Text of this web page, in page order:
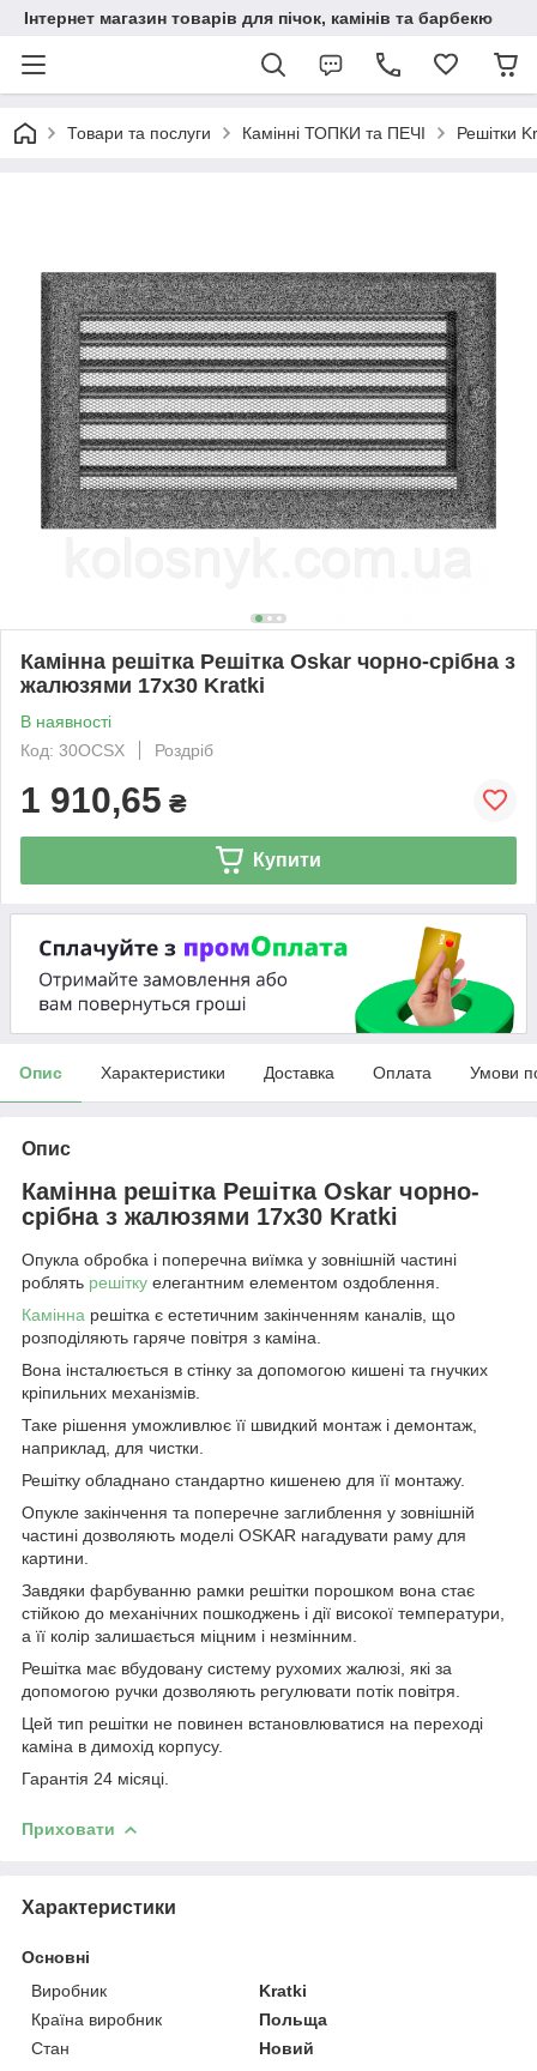
Інтернет магазин товарів для пічок, камінів та барбекю
Товари та послуги Камінні ТОПКИ та ПЕЧІ Решітки
Камінна решітка Решітка Oskar чорно-срібна з
жалюзями 17x30 Kratki
В наявності
Код: 30OCSX
Роздріб
1 910,65 ₴
Купити
Опис Характеристики Доставка Оплата Умови
Опис
Камінна решітка Решітка Oskar чорно-
срібна з жалюзями 17x30 Kratki
Опукла обробка і поперечна виїмка у зовнішній частині
роблять решітку елегантним елементом оздоблення.
Камінна решітка є естетичним закінченням каналів, що
розподіляють гаряче повітря з каміна.
Вона інсталюється в стінку за допомогою кишені та гнучких
кріпильних механізмів.
Таке рішення уможливлює її швидкий монтаж і демонтаж,
наприклад, для чистки.
Решітку обладнано стандартно кишенею для її монтажу.
Опукле закінчення та поперечне заглиблення у зовнішній
частині дозволяють моделі OSKAR нагадувати раму для
картини.
Завдяки фарбуванню рамки решітки порошком вона стає
стійкою до механічних пошкоджень і дії високої температури,
а її колір залишається міцним і незмінним.
Решітка має вбудовану систему рухомих жалюзі, які за
допомогою ручки дозволяють регулювати потік повітря.
Цей тип решітки не повинен встановлюватися на переході
каміна в димохід корпусу.
Гарантія 24 місяці.
Приховати
Характеристики
Основні
Виробник
Kratki
Країна виробник
Польща
Стан
Новий